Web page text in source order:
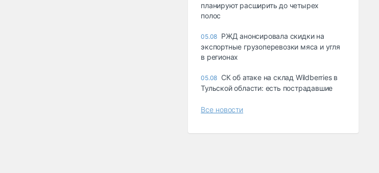
планируют расширить до четырех
полос
05.08 РЖД анонсировала скидки на
экспортные грузоперевозки мяса и угля
в регионах
05.08 СК об атаке на склад Wildberries в
Тульской области: есть пострадавшие
Все новости